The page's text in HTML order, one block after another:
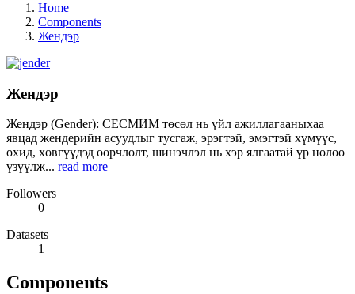
Home
Components
Жендэр
Жендэр
Жендэр (Gender): СЕСМИМ төсөл нь үйл ажиллагааныхаа
явцад жендерийн асуудлыг тусгаж, эрэгтэй, эмэгтэй хүмүүс,
охид, хөвгүүдэд өөрчлөлт, шинэчлэл нь хэр ялгаатай үр нөлөө
үзүүлж... read more
Followers
0
Datasets
1
Components